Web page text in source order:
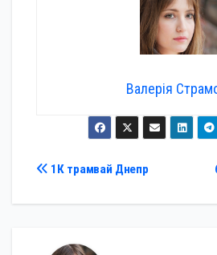
Валерія
Навигация
по
записям
1К трамвай Днепр